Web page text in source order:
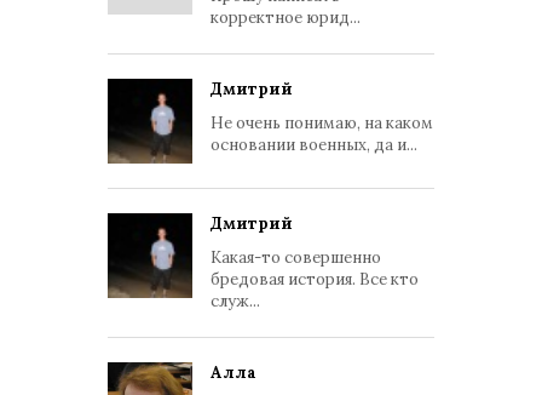
корректное юрид...
Дмитрий
Не очень понимаю, на каком
основании военных, да и...
Дмитрий
Какая-то совершенно
бредовая история. Все кто
служ...
Алла